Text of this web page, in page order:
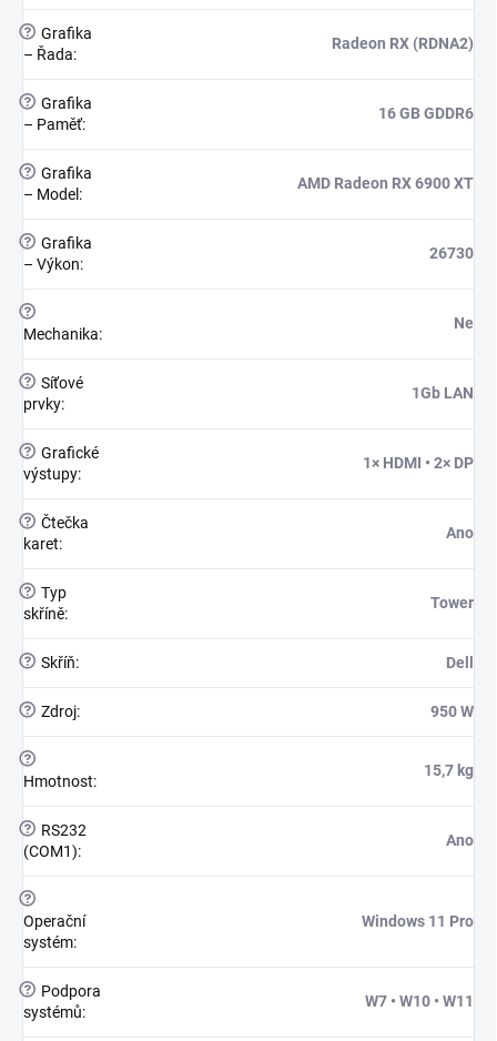
? Grafika
– Řada:
Radeon RX (RDNA2)
? Grafika
– Paměť:
16 GB GDDR6
? Grafika
– Model :
AMD Radeon RX 6900 XT
? Grafika
– Výkon:
26730
?
Mechanika:
Ne
? Síťové
prvky:
1Gb LAN
? Grafické
výstupy:
1× HDMI • 2× DP
? Čtečka
karet:
Ano
? Typ
skříně:
Tower
? Skříň: Dell
? Zdroj: 950 W
?
Hmotnost:
15,7 kg
?
RS232
(COM1):
Ano
?
Operační
systém:
Windows 11 Pro
?
Podpora
systémů:
W7 • W10 • W11